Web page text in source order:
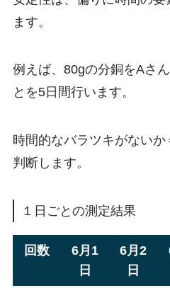
ます。
例えば、80gの分銅をAさ
とを5日間行います。
時間的なバラツキがない
判断します。
１日ごとの測定結果
回数
6月1
日
6月2
日